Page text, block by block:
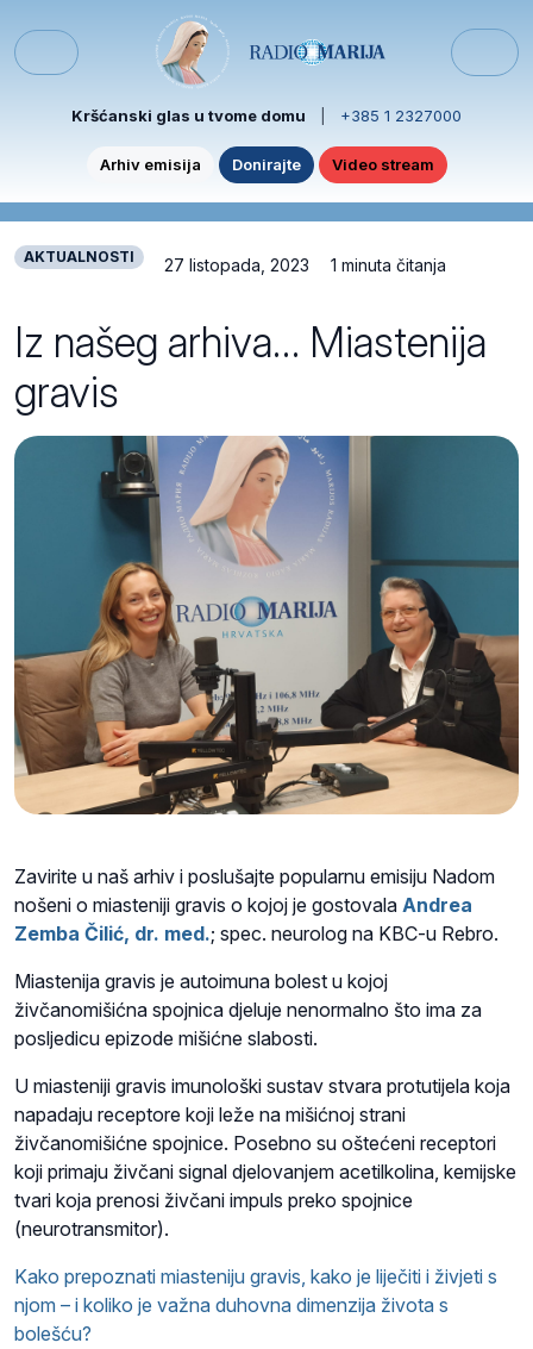
Menu
Kršćanski glas u tvome domu +385 1 2327000
Arhiv emisija Donirajte Video stream
AKTUALNOSTI 27 listopada, 2023 1 minuta čitanja
Iz našeg arhiva… Miastenija
gravis
Zavirite u naš arhiv i poslušajte popularnu emisiju Nadom
nošeni o miasteniji gravis o kojoj je gostovala Andrea
Zemba Čilić, dr. med.; spec. neurolog na KBC-u Rebro.
Miastenija gravis je autoimuna bolest u kojoj
živčanomišićna spojnica djeluje nenormalno što ima za
posljedicu epizode mišićne slabosti.
U miasteniji gravis imunološki sustav stvara protutijela koja
napadaju receptore koji leže na mišićnoj strani
živčanomišićne spojnice. Posebno su oštećeni receptori
koji primaju živčani signal djelovanjem acetilkolina, kemijske
tvari koja prenosi živčani impuls preko spojnice
(neurotransmitor).
Kako prepoznati miasteniju gravis, kako je liječiti i živjeti s
njom – i koliko je važna duhovna dimenzija života s
bolešću?